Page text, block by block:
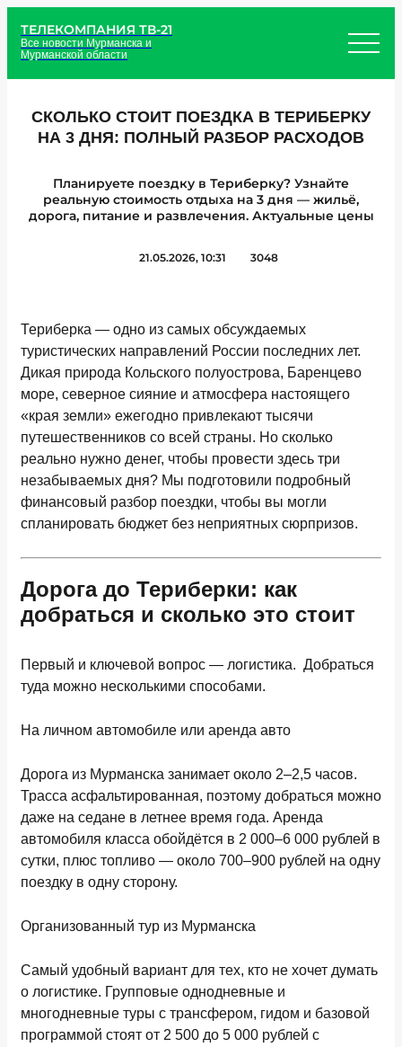
ТЕЛЕКОМПАНИЯ ТВ-21
Все новости Мурманска и
Мурманской области
СКОЛЬКО СТОИТ ПОЕЗДКА В ТЕРИБЕРКУ
НА 3 ДНЯ: ПОЛНЫЙ РАЗБОР РАСХОДОВ
Планируете поездку в Териберку? Узнайте
реальную стоимость отдыха на 3 дня — жильё,
дорога, питание и развлечения. Актуальные цены
21.05.2026, 10:31 3048
Териберка — одно из самых обсуждаемых
туристических направлений России последних лет.
Дикая природа Кольского полуострова, Баренцево
море, северное сияние и атмосфера настоящего
«края земли» ежегодно привлекают тысячи
путешественников со всей страны. Но сколько
реально нужно денег, чтобы провести здесь три
незабываемых дня? Мы подготовили подробный
финансовый разбор поездки, чтобы вы могли
спланировать бюджет без неприятных сюрпризов.
Дорога до Териберки: как
добраться и сколько это стоит
Первый и ключевой вопрос — логистика. Добраться
туда можно несколькими способами.
На личном автомобиле или аренда авто
Дорога из Мурманска занимает около 2–2,5 часов.
Трасса асфальтированная, поэтому добраться можно
даже на седане в летнее время года. Аренда
автомобиля класса обойдётся в 2 000–6 000 рублей в
сутки, плюс топливо — около 700–900 рублей на одну
поездку в одну сторону.
Организованный тур из Мурманска
Самый удобный вариант для тех, кто не хочет думать
о логистике. Групповые однодневные и
многодневные туры с трансфером, гидом и базовой
программой стоят от 2 500 до 5 000 рублей с